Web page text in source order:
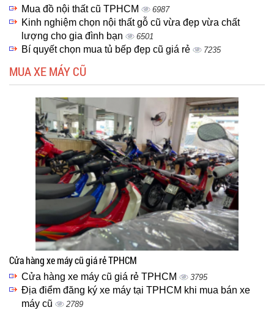
Mua đồ nội thất cũ TPHCM 6987
Kinh nghiệm chọn nội thất gỗ cũ vừa đẹp vừa chất
lượng cho gia đình bạn
6501
Bí quyết chọn mua tủ bếp đẹp cũ giá rẻ 7235
MUA XE MÁY CŨ
Cửa hàng xe máy cũ giá rẻ TPHCM
Cửa hàng xe máy cũ giá rẻ TPHCM 3795
Địa điểm đăng ký xe máy tại TPHCM khi mua bán xe
máy cũ
2789